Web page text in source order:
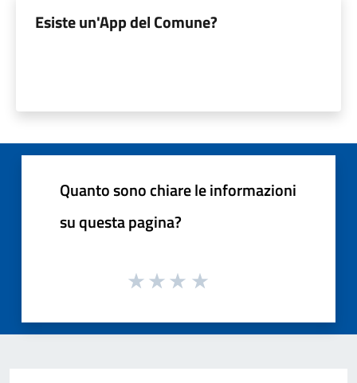
Esiste un'App del Comune?
Quanto sono chiare le informazioni
su questa pagina?